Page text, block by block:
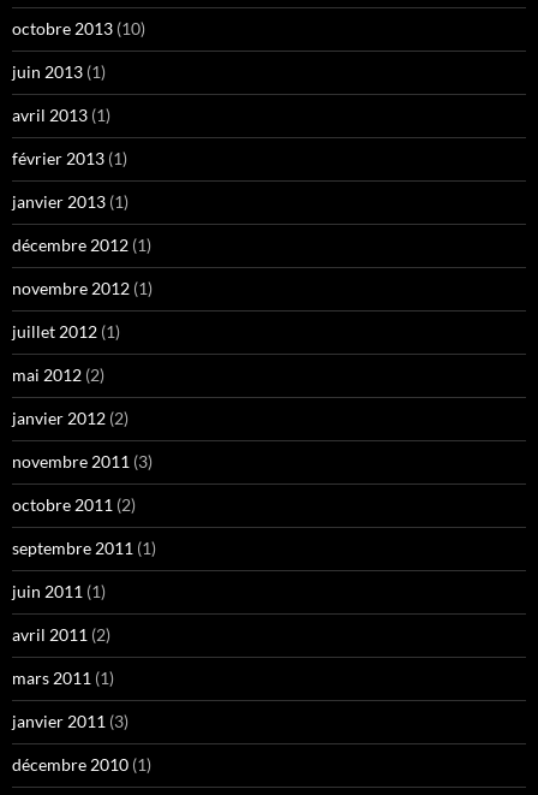
octobre 2013 (10)
juin 2013 (1)
avril 2013 (1)
février 2013 (1)
janvier 2013 (1)
décembre 2012 (1)
novembre 2012 (1)
juillet 2012 (1)
mai 2012 (2)
janvier 2012 (2)
novembre 2011 (3)
octobre 2011 (2)
septembre 2011 (1)
juin 2011 (1)
avril 2011 (2)
mars 2011 (1)
janvier 2011 (3)
décembre 2010 (1)